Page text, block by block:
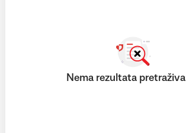
Nema rezultata